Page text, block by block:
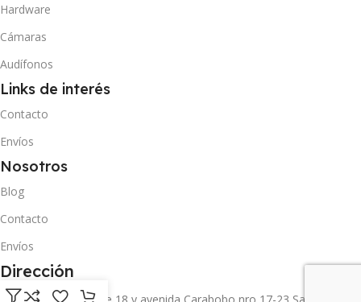
Hardware
Cámaras
Audífonos
Links de interés
Contacto
Envíos
Nosotros
Blog
Contacto
Envíos
Dirección